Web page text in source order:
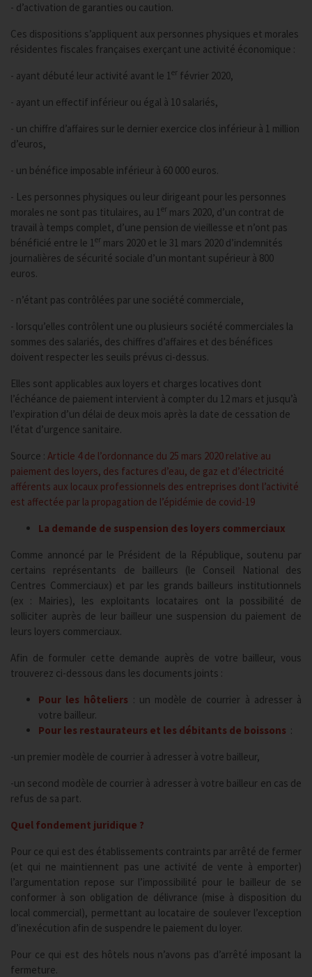
- d’activation de garanties ou caution.
Ces dispositions s’appliquent aux personnes physiques et morales
résidentes fiscales françaises exerçant une activité économique :
- ayant débuté leur activité avant le 1er février 2020,
- ayant un effectif inférieur ou égal à 10 salariés,
- un chiffre d’affaires sur le dernier exercice clos inférieur à 1 million
d’euros,
- un bénéfice imposable inférieur à 60 000 euros.
- Les personnes physiques ou leur dirigeant pour les personnes
morales ne sont pas titulaires, au 1er mars 2020, d’un contrat de
travail à temps complet, d’une pension de vieillesse et n’ont pas
bénéficié entre le 1er mars 2020 et le 31 mars 2020 d’indemnités
journalières de sécurité sociale d’un montant supérieur à 800
euros.
- n’étant pas contrôlées par une société commerciale,
- lorsqu’elles contrôlent une ou plusieurs société commerciales la
sommes des salariés, des chiffres d’affaires et des bénéfices
doivent respecter les seuils prévus ci-dessus.
Elles sont applicables aux loyers et charges locatives dont
l’échéance de paiement intervient à compter du 12 mars et jusqu’à
l’expiration d’un délai de deux mois après la date de cessation de
l’état d’urgence sanitaire.
Source : Article 4 de l’ordonnance du 25 mars 2020 relative au
paiement des loyers, des factures d’eau, de gaz et d’électricité
afférents aux locaux professionnels des entreprises dont l’activité
est affectée par la propagation de l’épidémie de covid-19
La demande de suspension des loyers commerciaux
Comme annoncé par le Président de la République, soutenu par
certains représentants de bailleurs (le Conseil National des
Centres Commerciaux) et par les grands bailleurs institutionnels
(ex : Mairies), les exploitants locataires ont la possibilité de
solliciter auprès de leur bailleur une suspension du paiement de
leurs loyers commerciaux.
Afin de formuler cette demande auprès de votre bailleur, vous
trouverez ci-dessous dans les documents joints :
Pour les hôteliers : un modèle de courrier à adresser à
votre bailleur.
Pour les restaurateurs et les débitants de boissons :
-un premier modèle de courrier à adresser à votre bailleur,
-un second modèle de courrier à adresser à votre bailleur en cas de
refus de sa part.
Quel fondement juridique ?
Pour ce qui est des établissements contraints par arrêté de fermer
(et qui ne maintiennent pas une activité de vente à emporter)
l’argumentation repose sur l’impossibilité pour le bailleur de se
conformer à son obligation de délivrance (mise à disposition du
local commercial), permettant au locataire de soulever l’exception
d’inexécution afin de suspendre le paiement du loyer.
Pour ce qui est des hôtels nous n’avons pas d’arrêté imposant la
fermeture.